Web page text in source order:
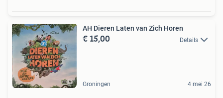
AH Dieren Laten van Zich Horen
€ 15,00 Details
Groningen 4 mei 26